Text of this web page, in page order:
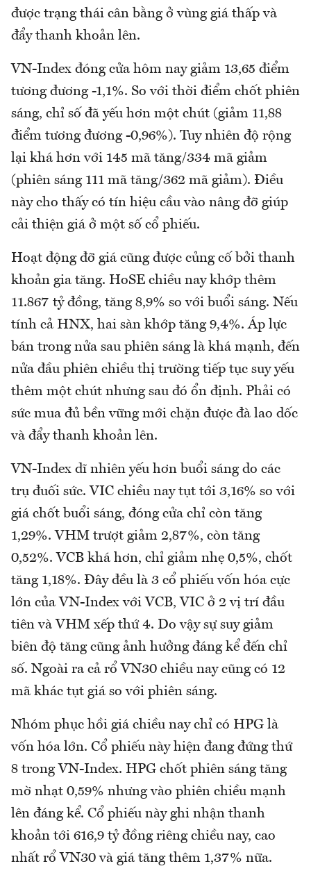
được trạng thái cân bằng ở vùng giá thấp và
đẩy thanh khoản lên.
VN-Index đóng cửa hôm nay giảm 13,65 điểm
tương đương -1,1%. So với thời điểm chốt phiên
sáng, chỉ số đã yếu hơn một chút (giảm 11,88
điểm tương đương -0,96%). Tuy nhiên độ rộng
lại khá hơn với 145 mã tăng/334 mã giảm
(phiên sáng 111 mã tăng/362 mã giảm). Điều
này cho thấy có tín hiệu cầu vào nâng đỡ giúp
cải thiện giá ở một số cổ phiếu.
Hoạt động đỡ giá cũng được củng cố bởi thanh
khoản gia tăng. HoSE chiều nay khớp thêm
11.867 tỷ đồng, tăng 8,9% so với buổi sáng. Nếu
tính cả HNX, hai sàn khớp tăng 9,4%. Áp lực
bán trong nửa sau phiên sáng là khá mạnh, đến
nửa đầu phiên chiều thị trường tiếp tục suy yếu
thêm một chút nhưng sau đó ổn định. Phải có
sức mua đủ bền vững mới chặn được đà lao dốc
và đẩy thanh khoản lên.
VN-Index dĩ nhiên yếu hơn buổi sáng do các
trụ đuối sức. VIC chiều nay tụt tới 3,16% so với
giá chốt buổi sáng, đóng cửa chỉ còn tăng
1,29%. VHM trượt giảm 2,87%, còn tăng
0,52%. VCB khá hơn, chỉ giảm nhẹ 0,5%, chốt
tăng 1,18%. Đây đều là 3 cổ phiếu vốn hóa cực
lớn của VN-Index với VCB, VIC ở 2 vị trí đầu
tiên và VHM xếp thứ 4. Do vậy sự suy giảm
biên độ tăng cũng ảnh hưởng đáng kể đến chỉ
số. Ngoài ra cả rổ VN30 chiều nay cũng có 12
mã khác tụt giá so với phiên sáng.
Nhóm phục hồi giá chiều nay chỉ có HPG là
vốn hóa lớn. Cổ phiếu này hiện đang đứng thứ
8 trong VN-Index. HPG chốt phiên sáng tăng
mờ nhạt 0,59% nhưng vào phiên chiều mạnh
lên đáng kể. Cổ phiếu này ghi nhận thanh
khoản tới 616,9 tỷ đồng riêng chiều nay, cao
nhất rổ VN30 và giá tăng thêm 1,37% nữa.